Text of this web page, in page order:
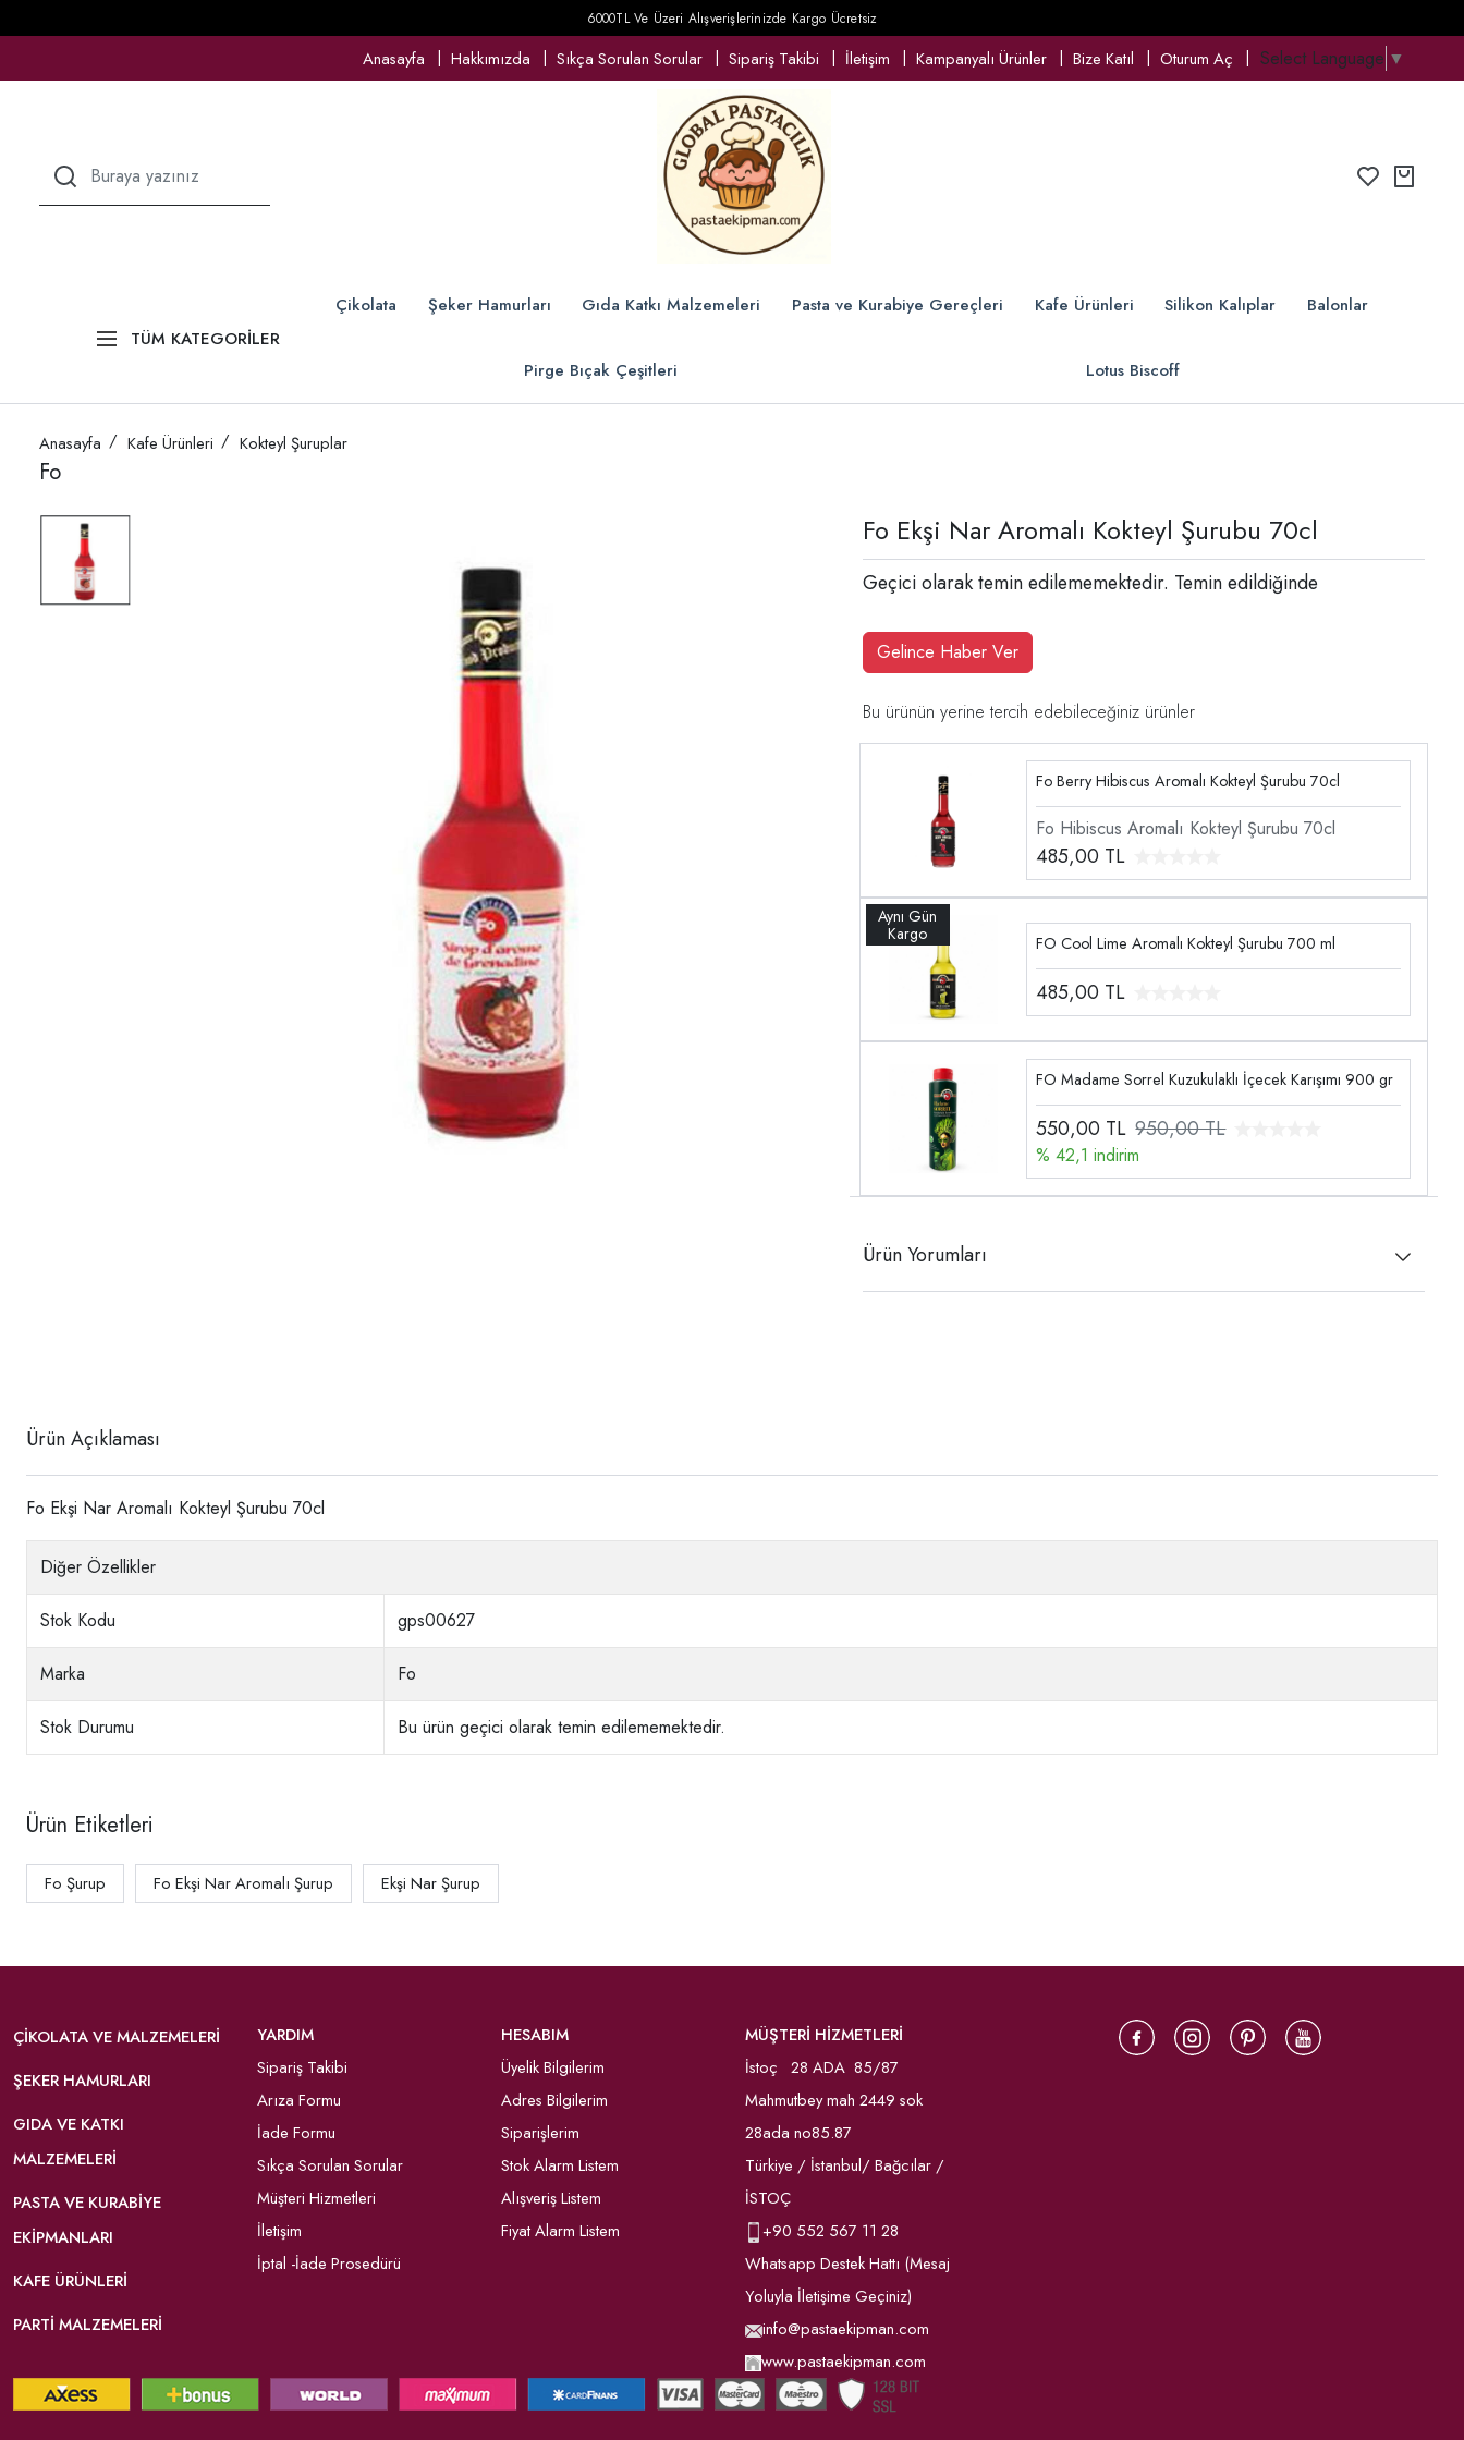
6000TL Ve Üzeri Alışverişlerinizde Kargo Ücretsiz
Anasayfa Hakkımızda Sıkça Sorulan Sorular Sipariş Takibi İletişim Kampanyalı Ürünler Bize Katıl Oturum Aç Select Language ▼
TÜM KATEGORİLER
Çikolata Şeker Hamurları Gıda Katkı Malzemeleri Pasta ve Kurabiye Gereçleri Kafe Ürünleri Silikon Kalıplar Balonlar
Pirge Bıçak Çeşitleri Lotus Biscoff
Anasayfa Kafe Ürünleri Kokteyl Şuruplar
Fo
Fo Ekşi Nar Aromalı Kokteyl Şurubu 70cl
Geçici olarak temin edilememektedir. Temin edildiğinde
Gelince Haber Ver
Bu ürünün yerine tercih edebileceğiniz ürünler
Fo Berry Hibiscus Aromalı Kokteyl Şurubu 70cl
Fo Hibiscus Aromalı Kokteyl Şurubu 70cl
485,00 TL
FO Cool Lime Aromalı Kokteyl Şurubu 700 ml
485,00 TL
FO Madame Sorrel Kuzukulaklı İçecek Karışımı 900 gr
550,00 TL 950,00 TL
% 42,1 indirim
Ürün Yorumları
Ürün Açıklaması
Fo Ekşi Nar Aromalı Kokteyl Şurubu 70cl
Diğer Özellikler
Stok Kodu gps00627
Marka Fo
Stok Durumu Bu ürün geçici olarak temin edilememektedir.
Ürün Etiketleri
Fo Şurup Fo Ekşi Nar Aromalı Şurup Ekşi Nar Şurup
ÇIKOLATA VE MALZEMELERI
ŞEKER HAMURLARI
GIDA VE KATKI
MALZEMELERI
PASTA VE KURABIYE
EKIPMANLARI
KAFE ÜRÜNLERI
PARTI MALZEMELERI
YARDIM
Sipariş Takibi
Arıza Formu
İade Formu
Sıkça Sorulan Sorular
Müşteri Hizmetleri
İletişim
İptal -İade Prosedürü
HESABIM
Üyelik Bilgilerim
Adres Bilgilerim
Siparişlerim
Stok Alarm Listem
Alışveriş Listem
Fiyat Alarm Listem
MÜŞTERİ HİZMETLERİ
İstoç 28 ADA 85/87
Mahmutbey mah 2449 sok
28ada no85.87
Türkiye / İstanbul/ Bağcılar /
İSTOÇ
+90 552 567 11 28
Whatsapp Destek Hattı (Mesaj
Yoluyla İletişime Geçiniz)
info@pastaekipman.com
www.pastaekipman.com